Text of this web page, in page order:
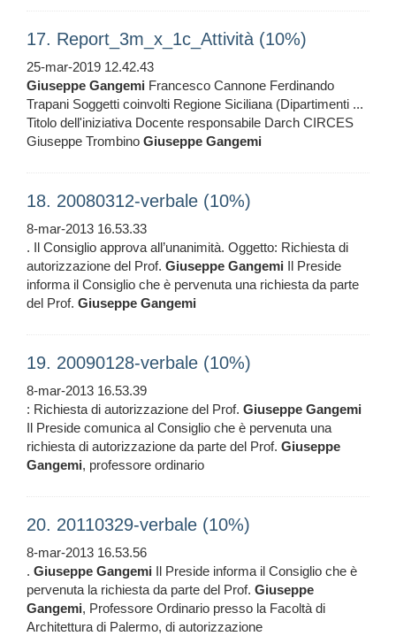
17. Report_3m_x_1c_Attività (10%)
25-mar-2019 12.42.43
Giuseppe Gangemi Francesco Cannone Ferdinando
Trapani Soggetti coinvolti Regione Siciliana (Dipartimenti ...
Titolo dell'iniziativa Docente responsabile Darch CIRCES
Giuseppe Trombino Giuseppe Gangemi
18. 20080312-verbale (10%)
8-mar-2013 16.53.33
. Il Consiglio approva all’unanimità. Oggetto: Richiesta di
autorizzazione del Prof. Giuseppe Gangemi Il Preside
informa il Consiglio che è pervenuta una richiesta da parte
del Prof. Giuseppe Gangemi
19. 20090128-verbale (10%)
8-mar-2013 16.53.39
: Richiesta di autorizzazione del Prof. Giuseppe Gangemi
Il Preside comunica al Consiglio che è pervenuta una
richiesta di autorizzazione da parte del Prof. Giuseppe
Gangemi, professore ordinario
20. 20110329-verbale (10%)
8-mar-2013 16.53.56
. Giuseppe Gangemi Il Preside informa il Consiglio che è
pervenuta la richiesta da parte del Prof. Giuseppe
Gangemi, Professore Ordinario presso la Facoltà di
Architettura di Palermo, di autorizzazione